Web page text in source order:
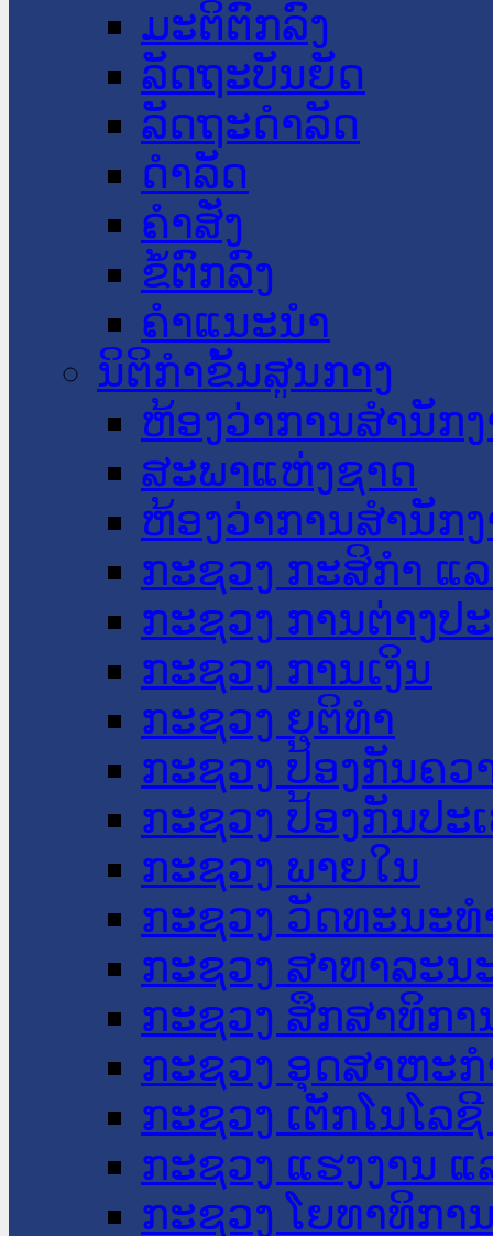
ມະຕິຕົກລົງ
ລັດຖະບັນຍັດ
ລັດຖະດໍາລັດ
ດໍາລັດ
ຄໍາສັ່ງ
ຂໍ້ຕົກລົງ
ຄໍາແນະນໍາ
ນິຕິກໍາຂັ້ນສູນກາງ
ຫ້ອງວ່າການສໍານັກ
ສະພາແຫ່ງຊາດ
ຫ້ອງວ່າການສຳນັກ
ກະຊວງ ກະສິກຳ ແ
ກະຊວງ ການຕ່າງປ
ກະຊວງ ການເງິນ
ກະຊວງ ຍຸຕິທໍາ
ກະຊວງ ປ້ອງກັນຄວ
ກະຊວງ ປ້ອງກັນປະ
ກະຊວງ ພາຍໃນ
ກະຊວງ ວັດທະນະ
ກະຊວງ ສາທາລະນ
ກະຊວງ ສຶກສາທິກາ
ກະຊວງ ອຸດສາຫະ
ກະຊວງ ເຕັກໂນໂລ
ກະຊວງ ແຮງງານ
ກະຊວງ ໂຍທາທິກາ